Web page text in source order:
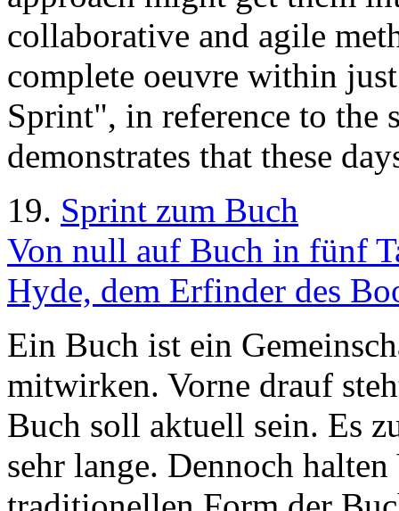
collaborative and agile
complete oeuvre within
Sprint", in reference to the
demonstrates that these
19. Sprint zum Buch
Von null auf Buch in fünf
Hyde, dem Erfinder des
Ein Buch ist ein
mitwirken. Vorne drauf
Buch soll aktuell sein. Es
sehr lange. Dennoch